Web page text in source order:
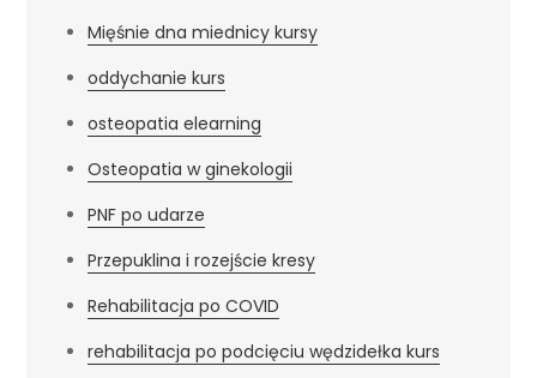
Mięśnie dna miednicy kursy
oddychanie kurs
osteopatia elearning
Osteopatia w ginekologii
PNF po udarze
Przepuklina i rozejście kresy
Rehabilitacja po COVID
rehabilitacja po podcięciu wędzidełka kurs